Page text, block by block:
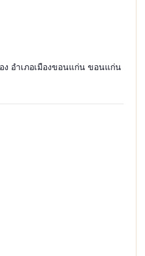
ง อำเภอเมืองขอนแก่น ขอนแก่น